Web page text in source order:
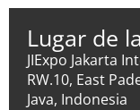
Lugar de
JIExpo Jakarta
RW.10, East
Java, Indonesia